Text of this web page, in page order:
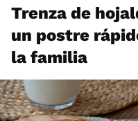
Trenza de
un postre
la familia